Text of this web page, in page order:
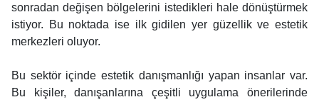
sonradan değişen bölgelerini istedikleri hale dönüştürmek
istiyor. Bu noktada ise ilk gidilen yer güzellik ve estetik
merkezleri oluyor.
Bu sektör içinde estetik danışmanlığı yapan insanlar var.
Bu kişiler, danışanlarına çeşitli uygulama önerilerinde